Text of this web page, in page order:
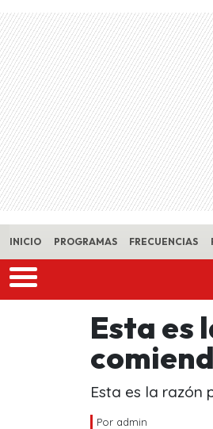
Skip to main content
INICIO PROGRAMAS FRECUENCIAS
Esta es
Esta es la razón
Por admin